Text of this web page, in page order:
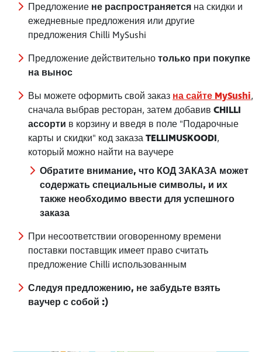
Предложение не распространяется на скидки и
ежедневные предложения или другие
предложения Chilli MySushi
Предложение действительнотолько при покупке
на вынос
Вы можете оформить свой заказна сайте MySushi,
сначала выбрав ресторан, затем добавив CHILLI
ассорти в корзину и введя в поле "Подарочные
карты и скидки" код заказаTELLIMUSKOODI,
который можно найти на ваучере
Обратите внимание, что КОД ЗАКАЗА может
содержать специальные символы, и их
также необходимо ввести для успешного
заказа
При несоответствии оговоренному времени
поставки поставщик имеет право считать
предложение Chilli использованным
Следуя предложению, не забудьте взять
ваучер с собой :)